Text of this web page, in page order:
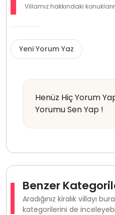
Villamız hakkındaki
Yeni Yorum Yaz
Henüz Hiç Yorum
Yorumu Sen Yap !
Benzer
Aradığınız kiralık villayı
kategorilerini de